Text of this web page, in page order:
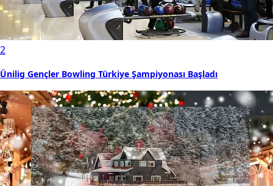
2
Ünilig Gençler Bowling Türkiye Şampiyonası Başladı